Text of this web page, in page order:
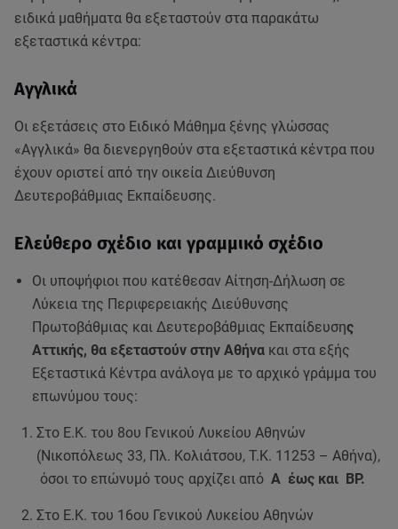
ειδικά μαθήματα θα εξεταστούν στα παρακάτω
εξεταστικά κέντρα:
Αγγλικά
Οι εξετάσεις στο Ειδικό Μάθημα ξένης γλώσσας
«Αγγλικά» θα διενεργηθούν στα εξεταστικά κέντρα που
έχουν οριστεί από την οικεία Διεύθυνση
Δευτεροβάθμιας Εκπαίδευσης.
Ελεύθερο σχέδιο και γραμμικό σχέδιο
Οι υποψήφιοι που κατέθεσαν Αίτηση-Δήλωση σε
Λύκεια της Περιφερειακής Διεύθυνσης
Πρωτοβάθμιας και Δευτεροβάθμιας Εκπαίδευσης
Αττικής, θα εξεταστούν στην Αθήνα και στα εξής
Εξεταστικά Κέντρα ανάλογα με το αρχικό γράμμα του
επωνύμου τους:
Στο Ε.Κ. του 8ου Γενικού Λυκείου Αθηνών
(Νικοπόλεως 33, Πλ. Κολιάτσου, Τ.Κ. 11253 – Αθήνα),
όσοι το επώνυμό τους αρχίζει από Α έως και ΒΡ.
Στο Ε.Κ. του 16ου Γενικού Λυκείου Αθηνών